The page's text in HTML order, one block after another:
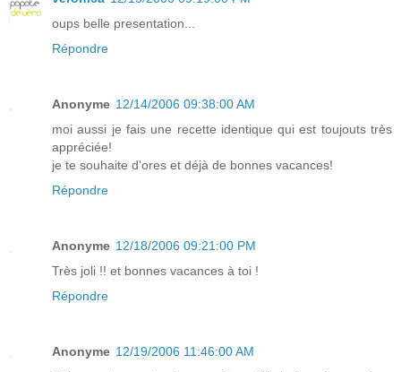
oups belle presentation...
Répondre
Anonyme 12/14/2006 09:38:00 AM
moi aussi je fais une recette identique qui est toujouts très
appréciée!
je te souhaite d'ores et déjà de bonnes vacances!
Répondre
Anonyme 12/18/2006 09:21:00 PM
Très joli !! et bonnes vacances à toi !
Répondre
Anonyme 12/19/2006 11:46:00 AM